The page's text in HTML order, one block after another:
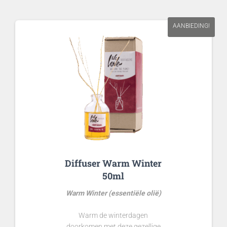
AANBIEDING!
Diffuser Warm Winter
50ml
Warm Winter (essentiële olië)
Warm de winterdagen